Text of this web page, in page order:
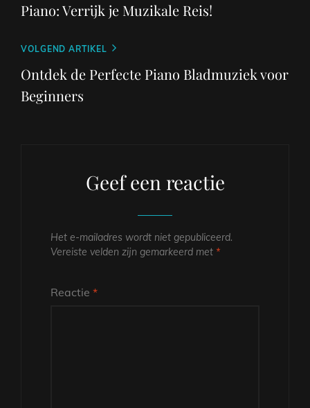
Piano: Verrijk je Muzikale Reis!
Volgend
bericht
VOLGEND ARTIKEL
Ontdek de Perfecte Piano Bladmuziek voor
Beginners
Geef een reactie
Het e-mailadres wordt niet gepubliceerd.
Vereiste velden zijn gemarkeerd met *
Reactie *